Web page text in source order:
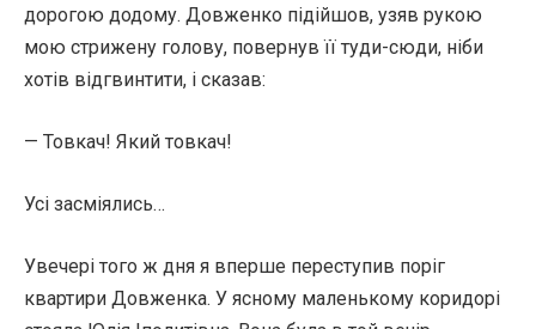
дорогою додому. Довженко підійшов, узяв рукою
мою стрижену голову, повернув її туди-сюди, ніби
хотів відгвинтити, і сказав:
— Товкач! Який товкач!
Усі засміялись…
Увечері того ж дня я вперше переступив поріг
квартири Довженка. У ясному маленькому коридорі